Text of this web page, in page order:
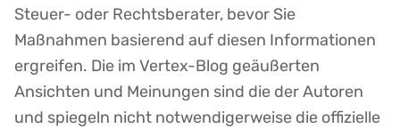
Steuer- oder Rechtsberater, bevor Sie
Maßnahmen basierend auf diesen Informationen
ergreifen. Die im Vertex-Blog geäußerten
Ansichten und Meinungen sind die der Autoren
und spiegeln nicht notwendigerweise die offizielle